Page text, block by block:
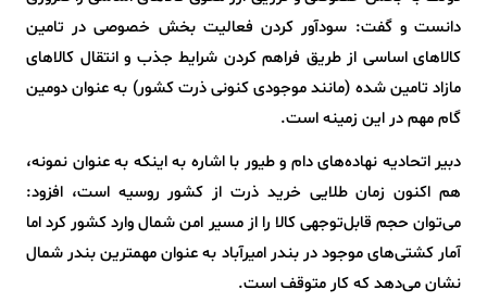
دانست و گفت: سودآور کردن فعالیت بخش خصوصی در تامین
کالاهای اساسی از طریق فراهم کردن شرایط جذب و انتقال کالاهای
مازاد تامین شده (مانند موجودی کنونی ذرت کشور) به عنوان دومین
گام مهم در این زمینه است.
دبیر اتحادیه نهاده‌های دام و طیور با اشاره به اینکه به عنوان نمونه،
هم اکنون زمان طلایی خرید ذرت از کشور روسیه است، افزود:
می‌توان حجم قابل‌توجهی کالا را از مسیر امن شمال وارد کشور کرد اما
آمار کشتی‌های موجود در بندر امیرآباد به عنوان مهمترین بندر شمال
نشان می‌دهد که کار متوقف است.